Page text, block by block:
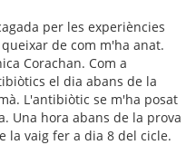
per les experiències
de com m'ha anat.
Corachan. Com a
el dia abans de la
L'antibiòtic se m'ha posat
Una hora abans de la prova
la vaig fer a dia 8 del cicle.